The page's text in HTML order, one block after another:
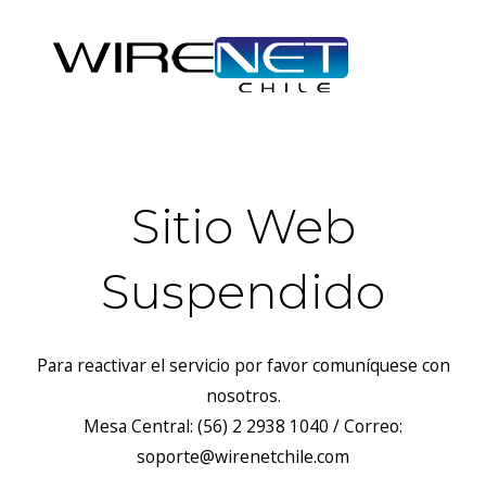
Sitio Web
Suspendido
Para reactivar el servicio por favor comuníquese con
nosotros.
Mesa Central: (56) 2 2938 1040 / Correo:
soporte@wirenetchile.com